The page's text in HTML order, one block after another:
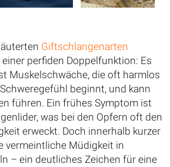
Giftschlangenarten
perfiden Doppelfunktion: Es
Muskelschwäche, die oft harmlos
beginnt, und kann
führen. Ein frühes Symptom ist
was bei den Opfern oft den
erweckt. Doch innerhalb kurzer
vermeintliche Müdigkeit in
– ein deutliches Zeichen für eine